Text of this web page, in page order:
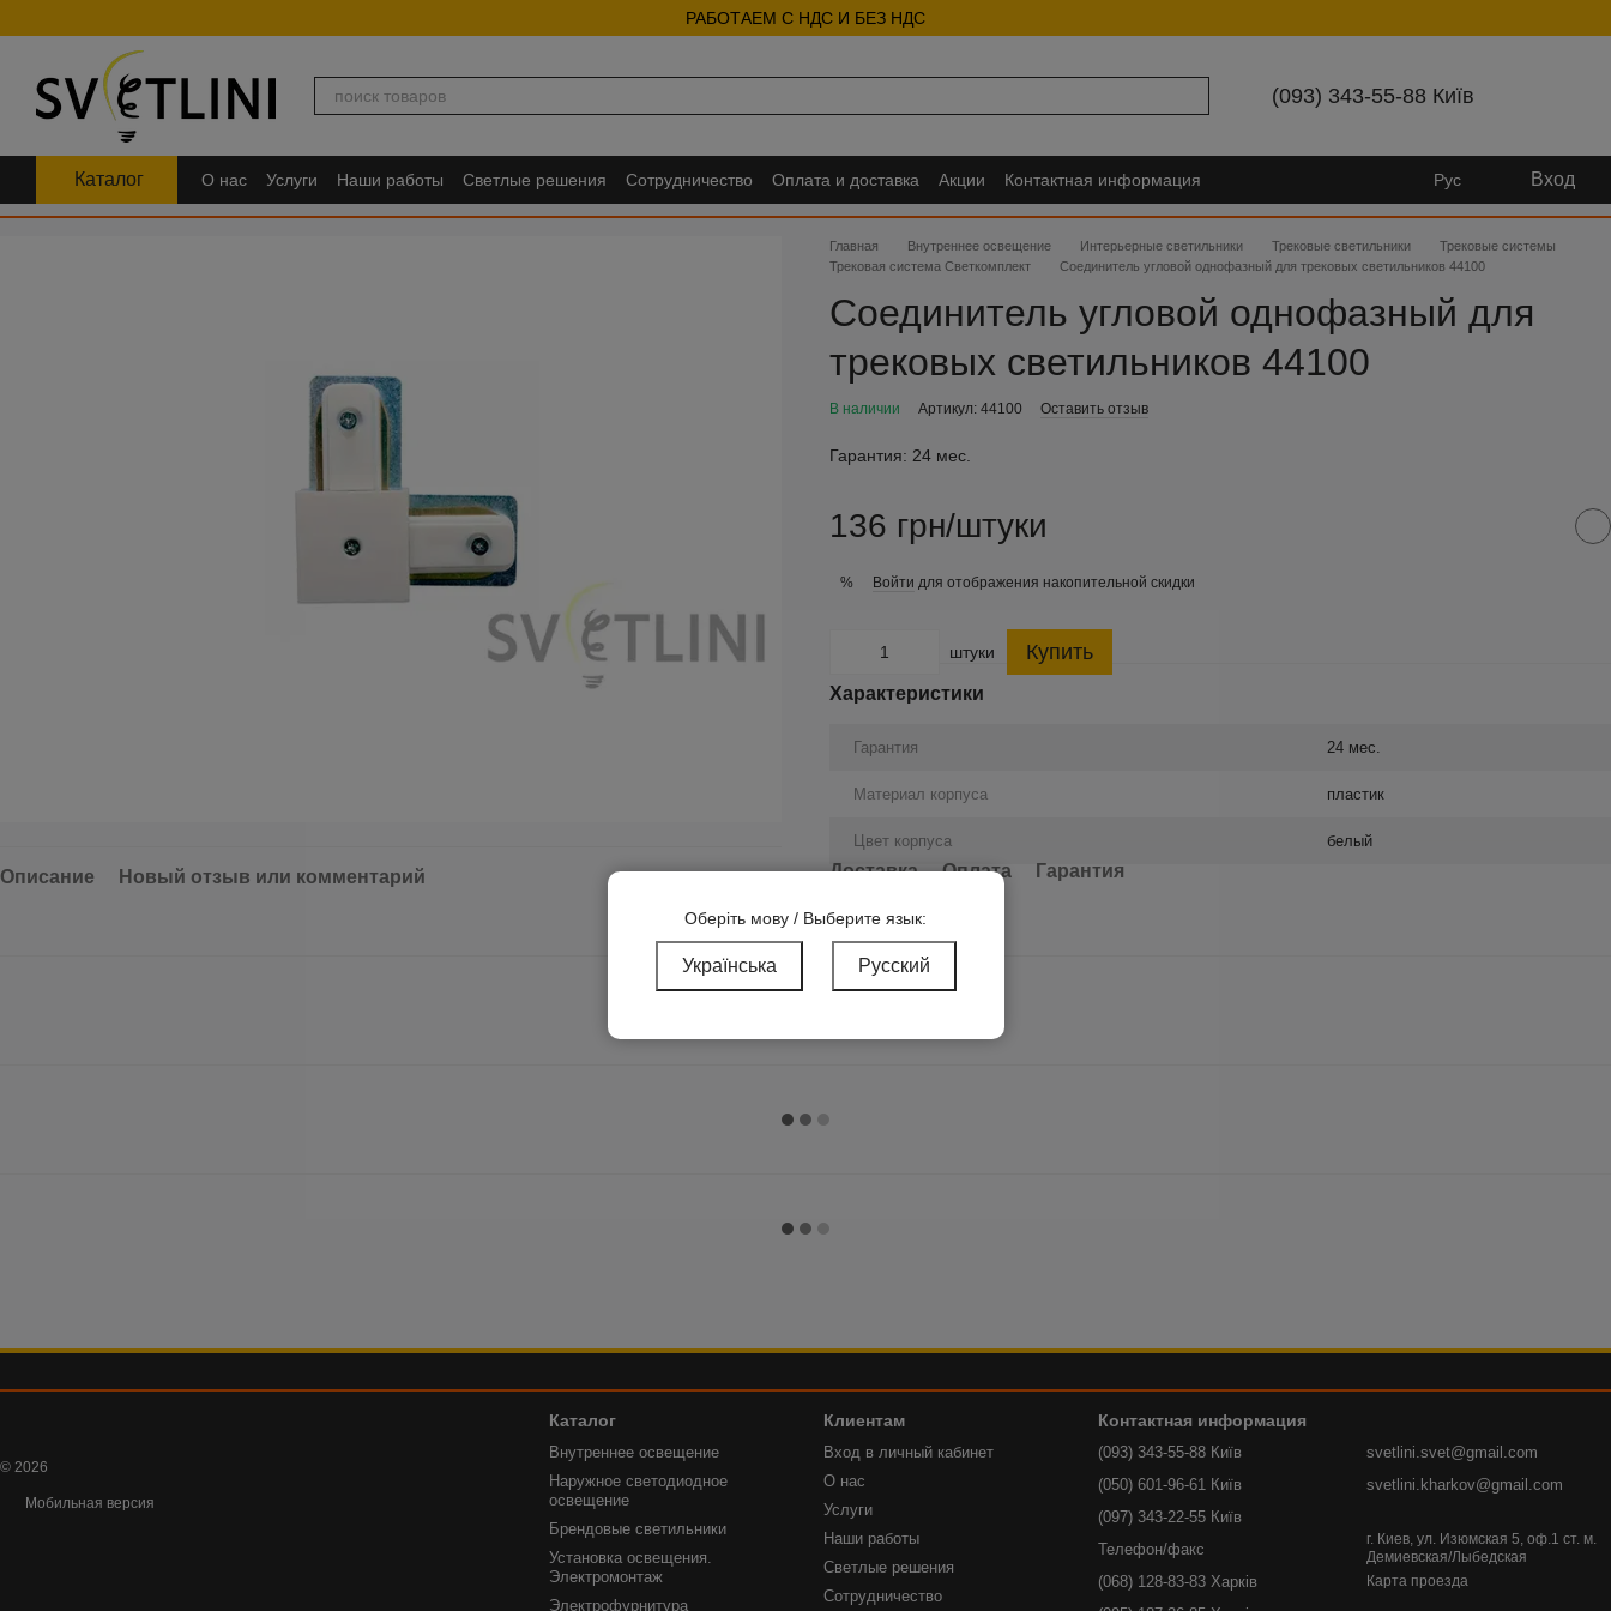
РАБОТАЕМ С НДС И БЕЗ НДС
(093) 343-55-88 Київ
Каталог О нас Услуги Наши работы Светлые решения Сотрудничество Оплата и доставка Акции
Контактная информация
FAQ
Рус Вход
Описание Новый отзыв или комментарий
Главная Внутреннее освещение Интерьерные светильники Трековые светильники
Трековые системы
Трековая система Светкомплект
Соединитель угловой однофазный для трековых светильников 44100
Соединитель угловой однофазный для
трековых светильников 44100
В наличии Артикул: 44100 Оставить отзыв
Гарантия: 24 мес.
136 грн/штуки
% Войти для отображения накопительной скидки
штуки Купить
Характеристики
Гарантия 24 мес.
Материал корпуса пластик
Цвет корпуса белый
Доставка Оплата Гарантия
© 2026
Мобильная версия
Каталог
Внутреннее освещение
Наружное светодиодное
освещение
Брендовые светильники
Установка освещения.
Электромонтаж
Электрофурнитура
Клиентам
Вход в личный кабинет
О нас
Услуги
Наши работы
Светлые решения
Сотрудничество
Контактная информация
(093) 343-55-88 Київ
(050) 601-96-61 Київ
(097) 343-22-55 Київ
Телефон/факс
(068) 128-83-83 Харків
svetlini.svet@gmail.com
svetlini.kharkov@gmail.com
г. Киев, ул. Изюмская 5, оф.1 ст. м.
Демиевская/Лыбедская
Карта проезда
Оберіть мову / Выберите язык:
Українська Русский